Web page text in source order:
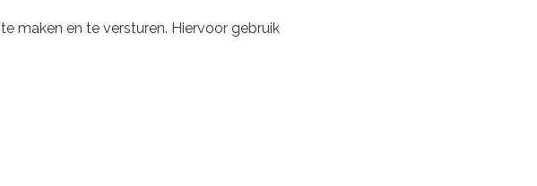
maken en te versturen. Hiervoor gebruik